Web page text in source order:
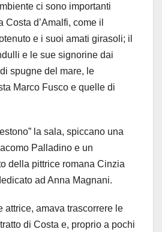
ci sono importanti
d’Amalfi, come il
e i suoi amati girasoli; il
e le sue signorine dai
spugne del mare, le
Marco Fusco e quelle di
la sala, spiccano una
Palladino e un
della pittrice romana Cinzia
ad Anna Magnani.
attrice, amava trascorrere le
di Costa e, proprio a pochi